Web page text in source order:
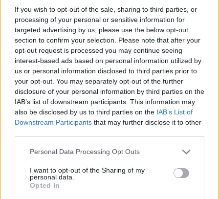
If you wish to opt-out of the sale, sharing to third parties, or
processing of your personal or sensitive information for
targeted advertising by us, please use the below opt-out
section to confirm your selection. Please note that after your
opt-out request is processed you may continue seeing
interest-based ads based on personal information utilized by
us or personal information disclosed to third parties prior to
your opt-out. You may separately opt-out of the further
disclosure of your personal information by third parties on the
IAB’s list of downstream participants. This information may
also be disclosed by us to third parties on the IAB’s List of
Downstream Participants that may further disclose it to other
Personal Data Processing Opt Outs
I want to opt-out of the Sharing of my
personal data.
Opted In
ΔΗΜΟΦΙΛΗ
Η Vendora επεκτείνεται σε 27 χώρες της
Ευρωπαϊκή 'Ενωσης
05/08/2026 - 10:52 ΕΠΙΧΕΙΡΗΣΕΙΣ
SpaceX: Άλμα 92% στα έσοδα του α' τριμήνου στα
7,8 δισ. δολάρια
05/08/2026 - 08:44 ΤΕΧΝΟΛΟΓΙΑ
05/08/2026 - 12:50 ΕΠΙΧΕΙΡΗΣΕΙΣ
Alpha Bank: Για πρώτη φορά το Αρχαίο Θέατρο
Επιδαύρου άνοιξε τις πύλες του σε όλους